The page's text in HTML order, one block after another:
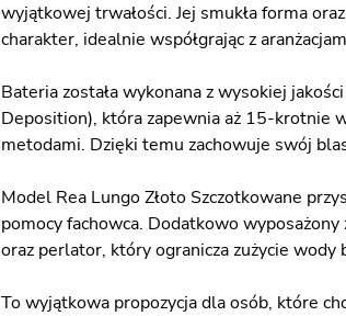
wyjątkowej trwałości. Jej smukła forma
charakter, idealnie współgrając z
Bateria została wykonana z wysokiej
Deposition), która zapewnia aż 15-krotnie
metodami. Dzięki temu zachowuje swój
Model Rea Lungo Złoto Szczotkowane
pomocy fachowca. Dodatkowo
oraz perlator, który ogranicza zużycie
To wyjątkowa propozycja dla osób, które